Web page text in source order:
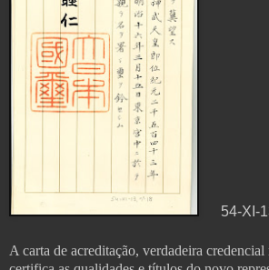
54-XI-
A carta de acreditação, verdadeira